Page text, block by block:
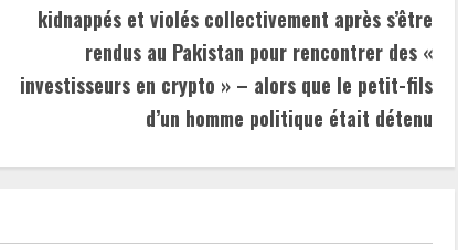
kidnappés et violés collectivement après s’être
rendus au Pakistan pour rencontrer des «
investisseurs en crypto » – alors que le petit-fils
d’un homme politique était détenu